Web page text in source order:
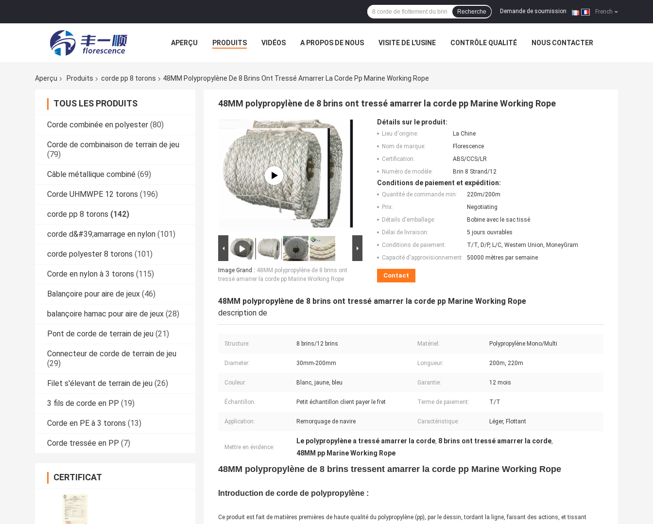
French
Demande de soumission |
Recherche
APERÇU PRODUITS VIDÉOS A PROPOS DE NOUS VISITE DE L'USINE CONTRÔLE QUALITÉ NOUS CONTACTER
Aperçu
Produits corde pp 8 torons 48MM Polypropylène De 8 Brins Ont Tressé Amarrer La Corde Pp Marine Working Rope
TOUS LES PRODUITS
Corde combinée en polyester (80)
Corde de combinaison de terrain de jeu
(79)
Câble métallique combiné (69)
Corde UHMWPE 12 torons (196)
corde pp 8 torons (142)
corde d&#39;amarrage en nylon (101)
corde polyester 8 torons (101)
Corde en nylon à 3 torons (115)
Balançoire pour aire de jeux (46)
balançoire hamac pour aire de jeux (28)
Pont de corde de terrain de jeu (21)
Connecteur de corde de terrain de jeu
(29)
Filet s'élevant de terrain de jeu (26)
3 fils de corde en PP (19)
Corde en PE à 3 torons (13)
Corde tressée en PP (7)
CERTIFICAT
48MM polypropylène de 8 brins ont tressé amarrer la corde pp Marine Working Rope
Image Grand : 48MM polypropylène de 8 brins ont
tressé amarrer la corde pp Marine Working Rope
Détails sur le produit:
Lieu d'origine:
La Chine
Nom de marque:
Florescence
Certification:
ABS/CCS/LR
Numéro de modèle:
Brin 8 Strand/12
Conditions de paiement et expédition:
Quantité de commande min:
220m/200m
Prix:
Negotiating
Détails d'emballage:
Bobine avec le sac tissé
Délai de livraison:
5 jours ouvrables
Conditions de paiement:
T/T, D/P, L/C, Western Union, MoneyGram
Capacité d'approvisionnement:
50000 mètres par semaine
Contact
48MM polypropylène de 8 brins ont tressé amarrer la corde pp Marine Working Rope
description de
Structure: 8 brins/12 brins Matériel: Polypropylène Mono/Multi
Diameter: 30mm-200mm Longueur: 200m, 220m
Couleur: Blanc, jaune, bleu Garantie: 12 mois
Échantillon: Petit échantillon client payer le fret Terme de paiement: T/T
Application: Remorquage de navire Caractéristique: Léger, Flottant
Mettre en évidence:
Le polypropylène a tressé amarrer la corde, 8 brins ont tressé amarrer la corde,
48MM pp Marine Working Rope
48MM polypropylène de 8 brins tressent amarrer la corde pp Marine Working Rope
Introduction de corde de polypropylène :
Ce produit est fait de matières premières de haute qualité du polypropylène (pp), par le dessin, tordant la ligne, faisant des actions, et tissant